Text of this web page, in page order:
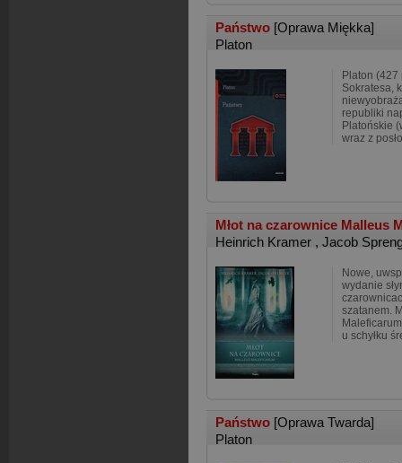
Państwo [Oprawa Miękka]
Platon
Platon (427
Sokratesa,
republiki
Platońskie
wraz z
Młot na czarownice Malleus
Heinrich Kramer , Jacob
Nowe,
wydanie
szatanem.
u schyłku
Państwo [Oprawa Twarda]
Platon